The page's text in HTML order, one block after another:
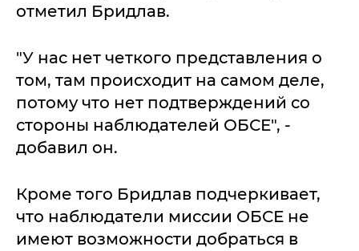
отметил Бридлав.
"У нас нет четкого представления о
том, там происходит на самом деле,
потому что нет подтверждений со
стороны наблюдателей ОБСЕ", -
добавил он.
Кроме того Бридлав подчеркивает,
что наблюдатели миссии ОБСЕ не
имеют возможности добраться в